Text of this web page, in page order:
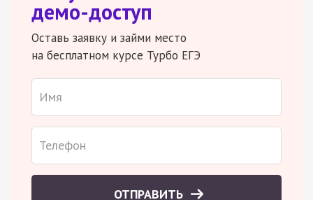
демо-доступ
Оставь заявку и займи место
на бесплатном курсе Турбо ЕГЭ
ОТПРАВИТЬ